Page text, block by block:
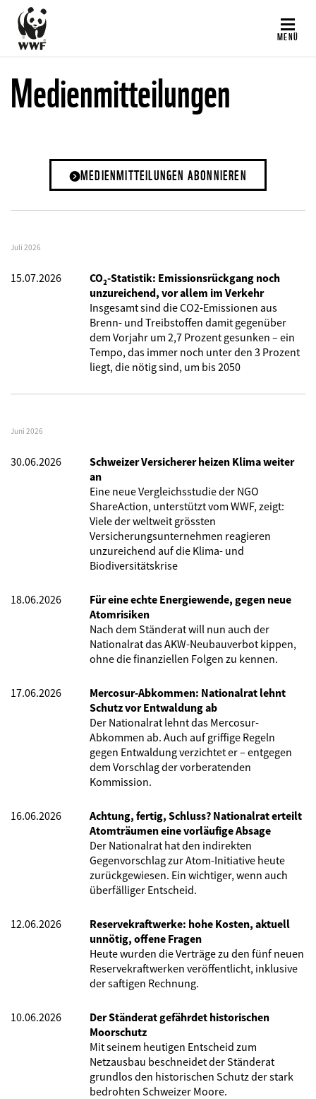
Direkt
zum
Inhalt
MENÜ
Medienmitteilungen
MEDIENMITTEILUNGEN ABONNIEREN
Juli 2026
15.07.2026
CO₂-Statistik: Emissionsrückgang noch
unzureichend, vor allem im Verkehr
Insgesamt sind die CO2-Emissionen aus
Brenn- und Treibstoffen damit gegenüber
dem Vorjahr um 2,7 Prozent gesunken – ein
Tempo, das immer noch unter den 3 Prozent
liegt, die nötig sind, um bis 2050
Juni 2026
30.06.2026
Schweizer Versicherer heizen Klima weiter
an
Eine neue Vergleichsstudie der NGO
ShareAction, unterstützt vom WWF, zeigt:
Viele der weltweit grössten
Versicherungsunternehmen reagieren
unzureichend auf die Klima- und
Biodiversitätskrise
18.06.2026
Für eine echte Energiewende, gegen neue
Atomrisiken
Nach dem Ständerat will nun auch der
Nationalrat das AKW-Neubauverbot kippen,
ohne die finanziellen Folgen zu kennen.
17.06.2026
Mercosur-Abkommen: Nationalrat lehnt
Schutz vor Entwaldung ab
Der Nationalrat lehnt das Mercosur-
Abkommen ab. Auch auf griffige Regeln
gegen Entwaldung verzichtet er – entgegen
dem Vorschlag der vorberatenden
Kommission.
16.06.2026
Achtung, fertig, Schluss? Nationalrat erteilt
Atomträumen eine vorläufige Absage
Der Nationalrat hat den indirekten
Gegenvorschlag zur Atom-Initiative heute
zurückgewiesen. Ein wichtiger, wenn auch
überfälliger Entscheid.
12.06.2026
Reservekraftwerke: hohe Kosten, aktuell
unnötig, offene Fragen
Heute wurden die Verträge zu den fünf neuen
Reservekraftwerken veröffentlicht, inklusive
der saftigen Rechnung.
10.06.2026
Der Ständerat gefährdet historischen
Moorschutz
Mit seinem heutigen Entscheid zum
Netzausbau beschneidet der Ständerat
grundlos den historischen Schutz der stark
bedrohten Schweizer Moore.